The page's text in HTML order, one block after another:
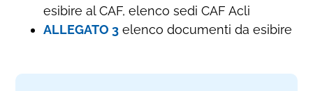
esibire al CAF, elenco sedi CAF Acli
ALLEGATO 3 elenco documenti da esibire